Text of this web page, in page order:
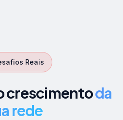
Reais
crescimentoda
rede